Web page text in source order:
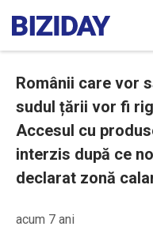
Românii care vor
sudul țării vor fi
Accesul cu
interzis după ce
declarat zonă
acum 7 ani